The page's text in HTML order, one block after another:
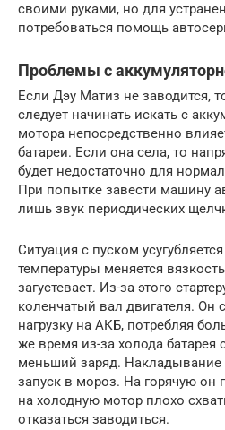
своими руками, но для
потребоваться помощь
Проблемы с
Если Дэу Матиз не заводится,
следует начинать искать с
мотора непосредственно
батареи. Если она села, то
будет недостаточно для
При попытке завести машину
лишь звук периодических
Ситуация с пуском
температуры меняется
загустевает. Из-за этого
коленчатый вал двигателя. Он
нагрузку на АКБ, потребляя
же время из-за холода батарея
меньший заряд. Накладывание
запуск в мороз. На горячую он
на холодную мотор плохо
отказаться заводиться.